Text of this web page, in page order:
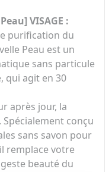
VISAGE :
purification du
Peau est un
sans particule
qui agit en 30
après jour, la
conçu
sans savon pour
remplace votre
beauté du